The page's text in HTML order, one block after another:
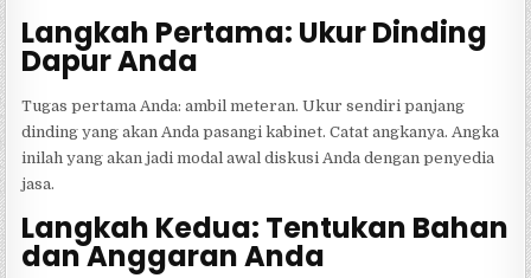
Langkah Pertama: Ukur Dinding
Dapur Anda
Tugas pertama Anda: ambil meteran. Ukur sendiri panjang
dinding yang akan Anda pasangi kabinet. Catat angkanya. Angka
inilah yang akan jadi modal awal diskusi Anda dengan penyedia
jasa.
Langkah Kedua: Tentukan Bahan
dan Anggaran Anda